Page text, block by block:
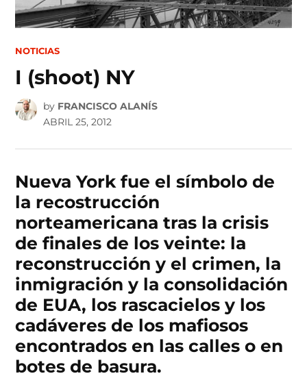
POSTED
NOTICIAS
I (shoot) NY
by FRANCISCO ALANÍS
ABRIL 25, 2012
Nueva York fue el símbolo de
la recostrucción
norteamericana tras la crisis
de finales de los veinte: la
reconstrucción y el crimen, la
inmigración y la consolidación
de EUA, los rascacielos y los
cadáveres de los mafiosos
encontrados en las calles o en
botes de basura.